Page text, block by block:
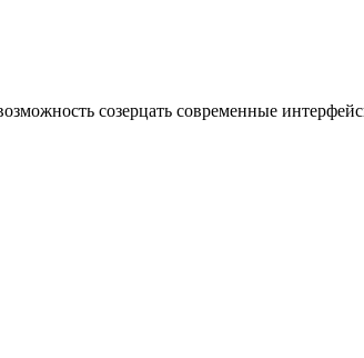
созерцать современные